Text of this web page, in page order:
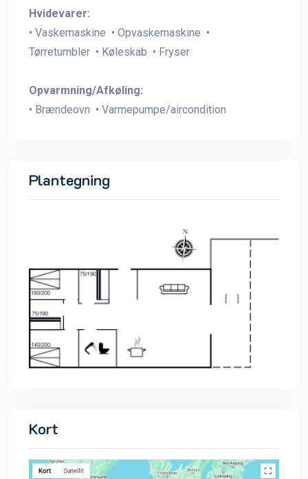
Hvidevarer:
• Vaskemaskine • Opvaskemaskine •
Tørretumbler • Køleskab • Fryser
Opvarmning/Afkøling:
• Brændeovn • Varmepumpe/aircondition
Plantegning
Kort